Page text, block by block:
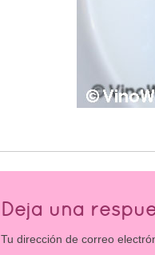
Deja una
Tu dirección de correo